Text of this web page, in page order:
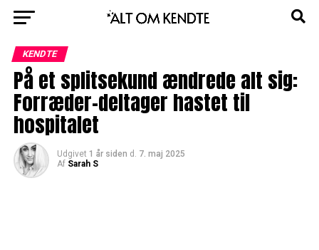
KENDTE
På et splitsekund ændrede alt sig:
Forræder-deltager hastet til
hospitalet
Udgivet 1 år siden d. 7. maj 2025
Af Sarah S